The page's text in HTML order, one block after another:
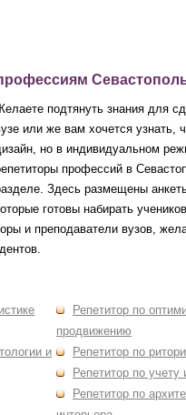
подтянуть знания для
или же вам хочется узнать,
но в индивидуальном
профессий в
Здесь размещены
готовы набирать
и преподаватели вузов,
и
Репетитор по
продвижению
Репетитор по
Репетитор по
Репетитор по